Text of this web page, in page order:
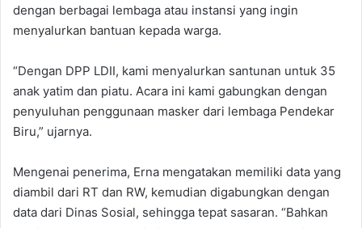
dengan berbagai lembaga atau instansi yang ingin
menyalurkan bantuan kepada warga.
“Dengan DPP LDII, kami menyalurkan santunan untuk 35
anak yatim dan piatu. Acara ini kami gabungkan dengan
penyuluhan penggunaan masker dari lembaga Pendekar
Biru,” ujarnya.
Mengenai penerima, Erna mengatakan memiliki data yang
diambil dari RT dan RW, kemudian digabungkan dengan
data dari Dinas Sosial, sehingga tepat sasaran. “Bahkan